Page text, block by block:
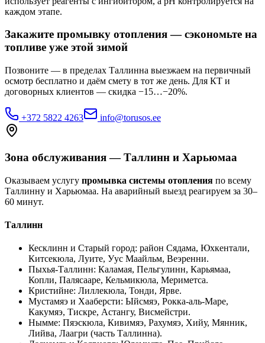
каждом этапе.
Закажите промывку отопления — сэкономьте на
топливе уже этой зимой
Позвоните — в пределах Таллинна выезжаем на первичный
осмотр бесплатно и даём смету в тот же день. Для КТ и
договорных клиентов — скидка −15…−20%.
+372 5822 4263 info@torusos.ee
Зона обслуживания — Таллинн и Харьюмаа
Оказываем услугу промывка системы отопления по всему
Таллинну и Харьюмаа. На аварийный выезд реагируем за 30–
60 минут.
Таллинн
Кесклинн и Старый город: район Сядама, Юхкентали,
Китсекюла, Луите, Уус Маайльм, Веэренни.
Пыхья-Таллинн: Каламая, Пельгулинн, Карьямаа,
Копли, Палясааре, Кельмикюла, Мериметса.
Кристийне: Лиллекюла, Тонди, Ярве.
Мустамяэ и Хааберсти: Ыйсмяэ, Рокка-аль-Маре,
Какумяэ, Тискре, Астангу, Висмейстри.
Нымме: Пяэскюла, Кивимяэ, Рахумяэ, Хийу, Мянник,
Лийва, Лаагри (часть Таллинна).